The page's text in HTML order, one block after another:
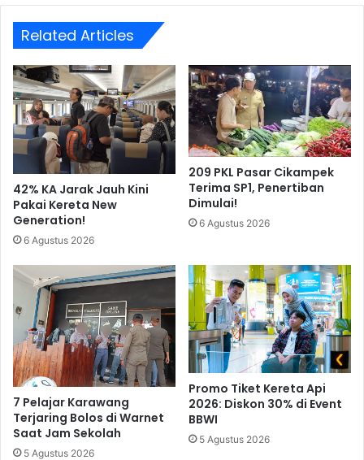
Related Articles
42% KA Jarak Jauh Kini
Pakai Kereta New
Generation!
6 Agustus 2026
209 PKL Pasar Cikampek
Terima SP1, Penertiban
Dimulai!
6 Agustus 2026
7 Pelajar Karawang
Terjaring Bolos di Warnet
Saat Jam Sekolah
5 Agustus 2026
Promo Tiket Kereta Api
2026: Diskon 30% di Event
BBWI
5 Agustus 2026